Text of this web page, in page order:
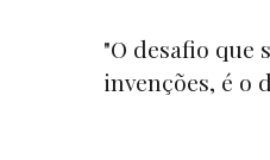
"O desafio que
invenções, é o